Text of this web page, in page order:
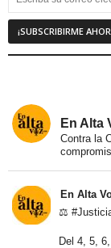
En Alta
Contra la
En Alta
⚖️
Del 4, 5,